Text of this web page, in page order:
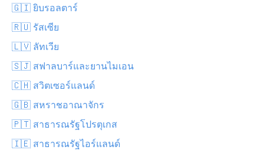
🇬🇮 ยิบรอลตาร์
🇷🇺 รัสเซีย
🇱🇻 ลัทเวีย
🇸🇯 สฟาลบาร์และยานไมเอน
🇨🇭 สวิตเซอร์แลนด์
🇬🇧 สหราชอาณาจักร
🇵🇹 สาธารณรัฐโปรตุเกส
🇮🇪 สาธารณรัฐไอร์แลนด์